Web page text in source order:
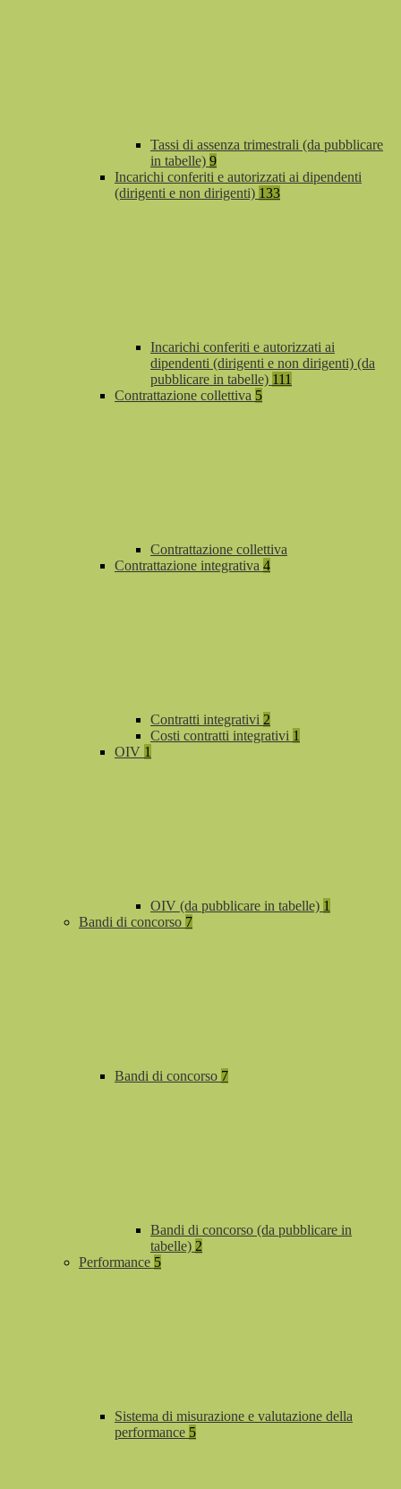
Tassi di assenza trimestrali (da pubblicare
in tabelle) 9
Incarichi conferiti e autorizzati ai dipendenti
(dirigenti e non dirigenti) 133
Incarichi conferiti e autorizzati ai
dipendenti (dirigenti e non dirigenti) (da
pubblicare in tabelle) 111
Contrattazione collettiva 5
Contrattazione collettiva
Contrattazione integrativa 4
Contratti integrativi 2
Costi contratti integrativi 1
OIV 1
OIV (da pubblicare in tabelle) 1
Bandi di concorso 7
Bandi di concorso 7
Bandi di concorso (da pubblicare in
tabelle) 2
Performance 5
Sistema di misurazione e valutazione della
performance 5